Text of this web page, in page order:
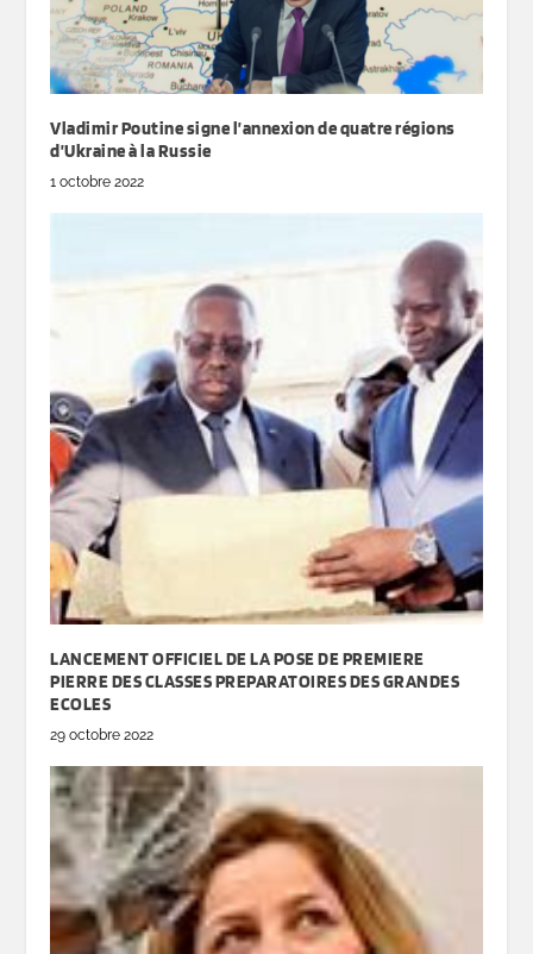
Vladimir Poutine signe l’annexion de quatre régions
d’Ukraine à la Russie
1 octobre 2022
LANCEMENT OFFICIEL DE LA POSE DE PREMIERE
PIERRE DES CLASSES PREPARATOIRES DES GRANDES
ECOLES
29 octobre 2022